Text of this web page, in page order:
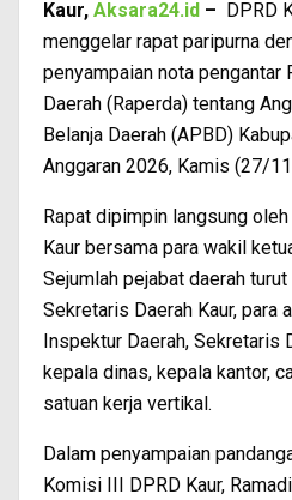
Kaur, Aksara24.id – DPRD
menggelar rapat paripurna
penyampaian nota pengantar
Daerah (Raperda) tentang
Belanja Daerah (APBD)
Anggaran 2026, Kamis (27/
Rapat dipimpin langsung
Kaur bersama para wakil
Sejumlah pejabat daerah turut
Sekretaris Daerah Kaur, para
Inspektur Daerah, Sekretaris
kepala dinas, kepala kantor,
satuan kerja vertikal.
Dalam penyampaian
Komisi III DPRD Kaur,